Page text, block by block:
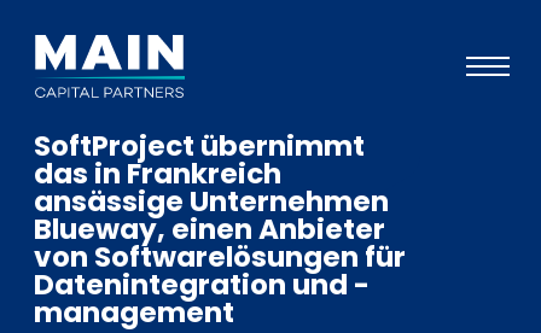
Portfolio
Ansatz
Wissen
Veranstaltungen
SoftProject übernimmt
das in Frankreich
ansässige Unternehmen
Blueway, einen Anbieter
von Softwarelösungen für
Datenintegration und -
management